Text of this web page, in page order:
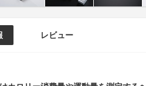
レビュー